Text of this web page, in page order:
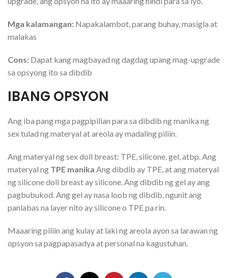
Mga kalamangan: Napakalambot, parang buhay, masigla at
malakas
Cons: Dapat kang magbayad ng dagdag upang mag-upgrade
sa opsyong ito sa dibdib
IBANG OPSYON
Ang iba pang mga pagpipilian para sa dibdib ng manika ng
sex tulad ng materyal at areola ay madaling piliin.
Ang materyal ng sex doll breast: TPE, silicone, gel, atbp. Ang
materyal ng TPE manika Ang dibdib ay TPE, at ang materyal
ng silicone doll breast ay silicone. Ang dibdib ng gel ay ang
pagbubukod. Ang gel ay nasa loob ng dibdib, ngunit ang
panlabas na layer nito ay silicone o TPE pa rin.
Maaaring piliin ang kulay at laki ng areola ayon sa larawan ng
opsyon sa pagpapasadya at personal na kagustuhan.